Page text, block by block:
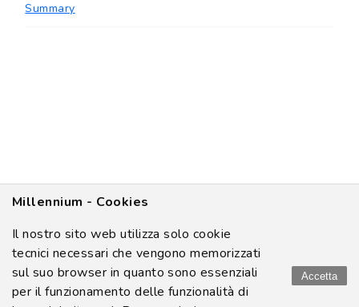
Summary
Millennium - Cookies
Il nostro sito web utilizza solo cookie
tecnici necessari che vengono memorizzati
sul suo browser in quanto sono essenziali
per il funzionamento delle funzionalità di
Accetta